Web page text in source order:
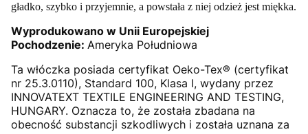
gładko, szybko i przyjemnie, a powstała z niej odzież jest miękka.
Wyprodukowano w Unii Europejskiej
Pochodzenie: Ameryka Południowa
Ta włóczka posiada certyfikat Oeko-Tex® (certyfikat
nr 25.3.0110), Standard 100, Klasa I, wydany przez
INNOVATEXT TEXTILE ENGINEERING AND TESTING,
HUNGARY. Oznacza to, że została zbadana na
obecność substancji szkodliwych i została uznana za